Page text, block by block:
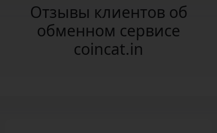
Отзывы клиентов об
обменном сервисе
coincat.in